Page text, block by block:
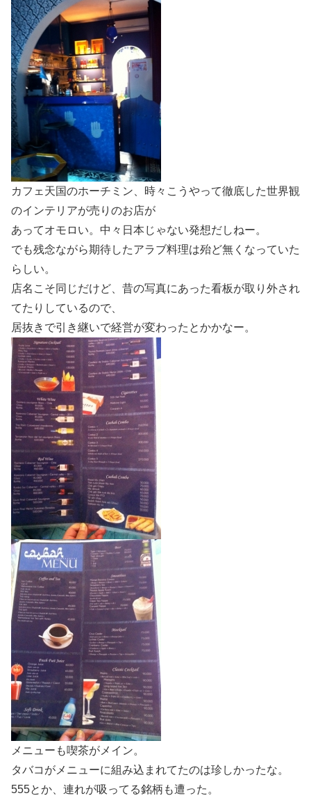
カフェ天国のホーチミン、時々こうやって徹底した世界観
のインテリアが売りのお店が
あってオモロい。中々日本じゃない発想だしねー。
でも残念ながら期待したアラブ料理は殆ど無くなっていた
らしい。
店名こそ同じだけど、昔の写真にあった看板が取り外され
てたりしているので、
居抜きで引き継いで経営が変わったとかかなー。
メニューも喫茶がメイン。
タバコがメニューに組み込まれてたのは珍しかったな。
555とか、連れが吸ってる銘柄も遭った。